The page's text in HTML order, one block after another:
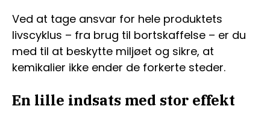
Ved at tage ansvar for hele produktets
livscyklus – fra brug til bortskaffelse – er du
med til at beskytte miljøet og sikre, at
kemikalier ikke ender de forkerte steder.
En lille indsats med stor effekt